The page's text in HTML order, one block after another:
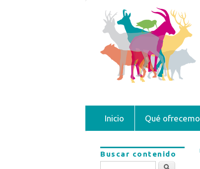
Inicio Qué
Buscar contenido
Buscar